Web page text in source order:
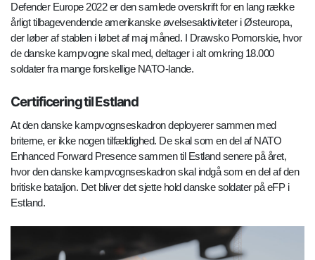
Defender Europe 2022 er den samlede overskrift for en lang række
årligt tilbagevendende amerikanske øvelsesaktiviteter i Østeuropa,
der løber af stablen i løbet af maj måned. I Drawsko Pomorskie, hvor
de danske kampvogne skal med, deltager i alt omkring 18.000
soldater fra mange forskellige NATO-lande.
Certificering til Estland
At den danske kampvognseskadron deployerer sammen med
briterne, er ikke nogen tilfældighed. De skal som en del af NATO
Enhanced Forward Presence sammen til Estland senere på året,
hvor den danske kampvognseskadron skal indgå som en del af den
britiske bataljon. Det bliver det sjette hold danske soldater på eFP i
Estland.